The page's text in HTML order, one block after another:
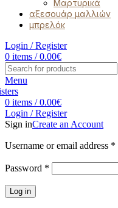
Μαρτυρικά
αξεσουάρ μαλλιών
μπρελόκ
Login / Register
0 items / 0.00€
Menu
0 items / 0.00€
Login / Register
Sign inCreate an Account
Username or email address *
Password *
Log in